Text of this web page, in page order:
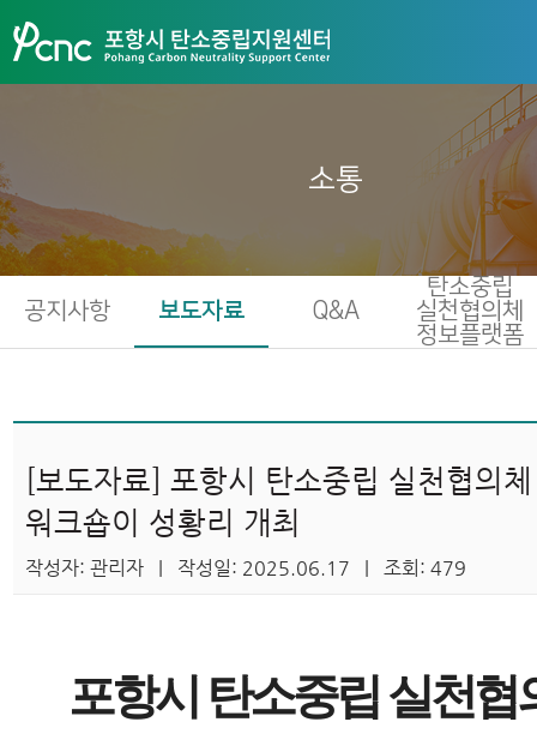
소통
공지사항 보도자료 Q&A
탄소중립
실천협의체
정보플랫폼
[보도자료] 포항시 탄소중립 실천협의
워크숍이 성황리 개최
작성자: 관리자 | 작성일: 2025.06.17 | 조회: 479
포항시 탄소중립 실천협